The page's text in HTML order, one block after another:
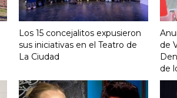
Los 15 concejalitos expusieron
sus iniciativas en el Teatro de
La Ciudad
de
de